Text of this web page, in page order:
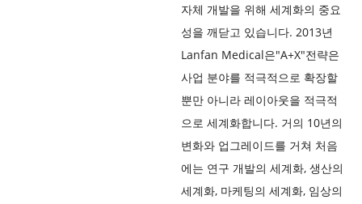
자체 개발을 위해 세계화의 중요
성을 깨닫고 있습니다. 2013년
Lanfan Medical은"A+X"전략은
사업 분야를 적극적으로 확장할
뿐만 아니라 레이아웃을 적극적
으로 세계화합니다. 거의 10년의
변화와 업그레이드를 거쳐 처음
에는 연구 개발의 세계화, 생산의
세계화, 마케팅의 세계화, 임상의